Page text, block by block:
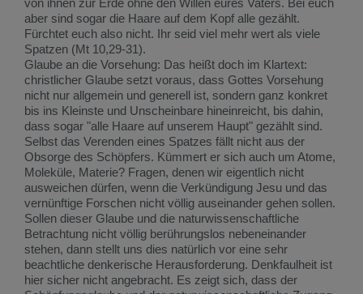
aber sind sogar die Haare auf dem Kopf alle gezählt.
Fürchtet euch also nicht. Ihr seid viel mehr wert als viele
Spatzen (Mt 10,29-31).
Glaube an die Vorsehung: Das heißt doch im Klartext:
christlicher Glaube setzt voraus, dass Gottes Vorsehung
nicht nur allgemein und generell ist, sondern ganz konkret
bis ins Kleinste und Unscheinbare hineinreicht, bis dahin,
dass sogar "alle Haare auf unserem Haupt" gezählt sind.
Selbst das Verenden eines Spatzes fällt nicht aus der
Obsorge des Schöpfers. Kümmert er sich auch um Atome,
Moleküle, Materie? Fragen, denen wir eigentlich nicht
ausweichen dürfen, wenn die Verkündigung Jesu und das
vernünftige Forschen nicht völlig auseinander gehen sollen.
Sollen dieser Glaube und die naturwissenschaftliche
Betrachtung nicht völlig berührungslos nebeneinander
stehen, dann stellt uns dies natürlich vor eine sehr
beachtliche denkerische Herausforderung. Denkfaulheit ist
hier sicher nicht angebracht. Es zeigt sich, dass der